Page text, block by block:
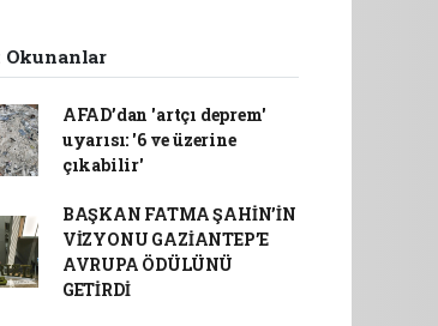
Okunanlar
AFAD’dan 'artçı deprem'
uyarısı: '6 ve üzerine
çıkabilir'
BAŞKAN FATMA ŞAHİN’İN
VİZYONU GAZİANTEP’E
AVRUPA ÖDÜLÜNÜ
GETİRDİ